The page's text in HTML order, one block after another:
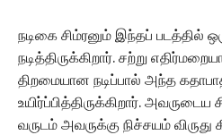
நடிகை சிம்ரனும் இந்தப் படத்தில்
நடித்திருக்கிறார். சற்று
திறமையான நடிப்பால் அந்த
உயிர்ப்பித்திருக்கிறார். அவருடைய
வருடம் அவருக்கு நிச்சயம்